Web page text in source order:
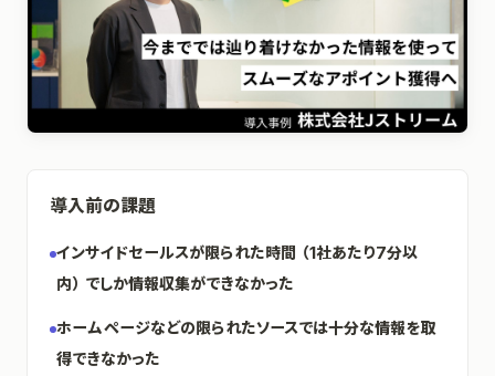
導入前の課題
インサイドセールスが限られた時間（1社あたり7分以
内）でしか情報収集ができなかった
ホームページなどの限られたソースでは十分な情報を取
得できなかった